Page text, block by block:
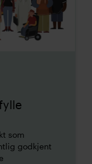
som
godkjent